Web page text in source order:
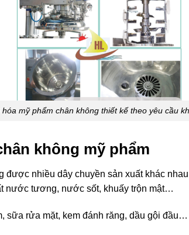
mỹ phẩm chân không thiết kế theo yêu cầu
không mỹ phẩm
được nhiều dây chuyền sản xuất khác
nước tương, nước sốt, khuấy trộn mật…
rửa mặt, kem đánh răng, dầu gội